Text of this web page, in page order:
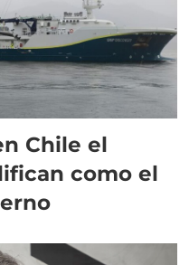
Chile el
como el